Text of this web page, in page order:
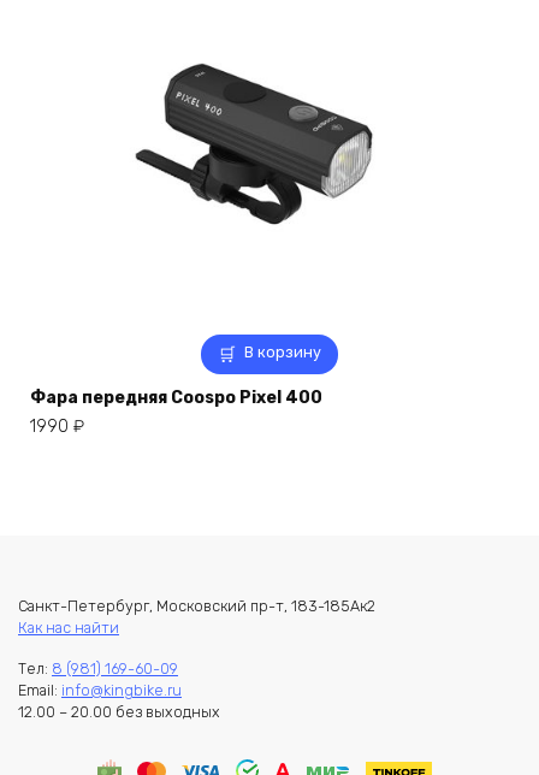
В корзину
Фара передняя Coospo Pixel 400
1990 ₽
Санкт-Петербург, Московский пр-т, 183-185Ак2
Как нас найти
Тел: 8 (981) 169-60-09
Email: info@kingbike.ru
12.00 – 20.00 без выходных